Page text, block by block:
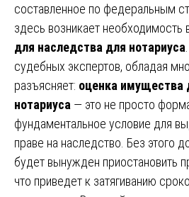
составленное по федеральным
здесь возникает необходимость
для наследства для нотариуса
судебных экспертов, обладая
разъясняет: оценка имущества
нотариуса — это не просто
фундаментальное условие для
праве на наследство. Без этого
будет вынужден приостановить
что приведет к затягиванию